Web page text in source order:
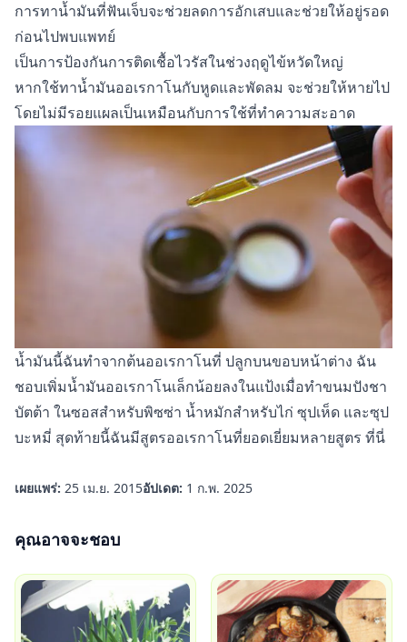
การทาน้ำมันที่ฟันเจ็บจะช่วยลดการอักเสบและช่วยให้อยู่รอด
ก่อนไปพบแพทย์
เป็นการป้องกันการติดเชื้อไวรัสในช่วงฤดูไข้หวัดใหญ่
หากใช้ทาน้ำมันออเรกาโนกับหูดและพัดลม จะช่วยให้หายไป
โดยไม่มีรอยแผลเป็นเหมือนกับการใช้ที่ทำความสะอาด
น้ำมันนี้ฉันทำจากต้นออเรกาโนที่ ปลูกบนขอบหน้าต่าง ฉัน
ชอบเพิ่มน้ำมันออเรกาโนเล็กน้อยลงในแป้งเมื่อทำขนมปังชา
บัตต้า ในซอสสำหรับพิซซ่า น้ำหมักสำหรับไก่ ซุปเห็ด และซุป
บะหมี่ สุดท้ายนี้ฉันมีสูตรออเรกาโนที่ยอดเยี่ยมหลายสูตร ที่นี่
เผยแพร่: 25 เม.ย. 2015อัปเดต: 1 ก.พ. 2025
คุณอาจจะชอบ